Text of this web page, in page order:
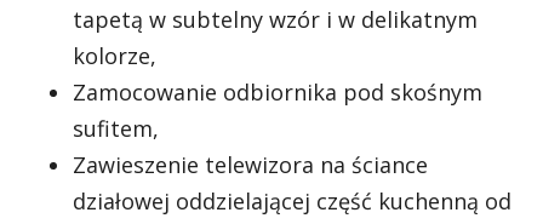
tapetą w subtelny wzór i w delikatnym
kolorze,
Zamocowanie odbiornika pod skośnym
sufitem,
Zawieszenie telewizora na ściance
działowej oddzielającej część kuchenną od